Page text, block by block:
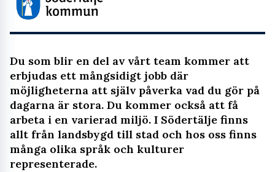
Du som blir en del av vårt team kommer att
erbjudas ett mångsidigt jobb där
möjligheterna att själv påverka vad du gör på
dagarna är stora. Du kommer också att få
arbeta i en varierad miljö. I Södertälje finns
allt från landsbygd till stad och hos oss finns
många olika språk och kulturer
representerade.